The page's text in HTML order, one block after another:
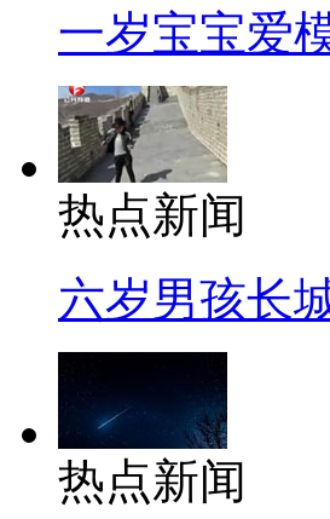
一岁宝宝爱
热点新闻
六岁男孩长
热点新闻